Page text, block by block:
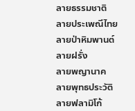
ลายธรรมชาติ
ลายประเพณีไทย
ลายป่าหิมพานต์
ลายฝรั่ง
ลายพญานาค
ลายพุทธประวัติ
ลายฟลามิโก้